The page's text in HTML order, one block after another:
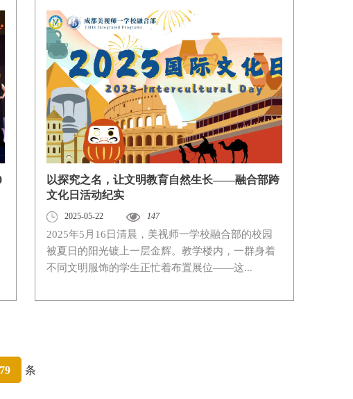
以探究之名，让文明教育自然生长——融合部跨
文化日活动纪实
2025-05-22 147
2025年5月16日清晨，美视师一学校融合部的校园
被夏日的阳光镀上一层金辉。教学楼内，一群身着
不同文明服饰的学生正忙着布置展位——这...
条